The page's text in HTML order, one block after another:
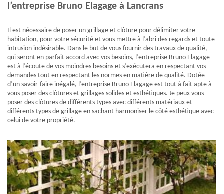
l’entreprise Bruno Elagage à Lancrans
Il est nécessaire de poser un grillage et clôture pour délimiter votre
habitation, pour votre sécurité et vous mettre à l’abri des regards et toute
intrusion indésirable. Dans le but de vous fournir des travaux de qualité,
qui seront en parfait accord avec vos besoins, l’entreprise Bruno Elagage
est à l’écoute de vos moindres besoins et s’exécutera en respectant vos
demandes tout en respectant les normes en matière de qualité. Dotée
d’un savoir-faire inégalé, l’entreprise Bruno Elagage est tout à fait apte à
vous poser des clôtures et grillages solides et esthétiques. Je peux vous
poser des clôtures de différents types avec différents matériaux et
différents types de grillage en sachant harmoniser le côté esthétique avec
celui de votre propriété.